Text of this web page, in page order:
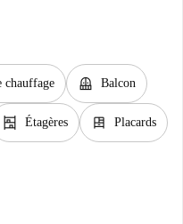
chauffage balcony Balcon
shelves Étagères dresser Placards